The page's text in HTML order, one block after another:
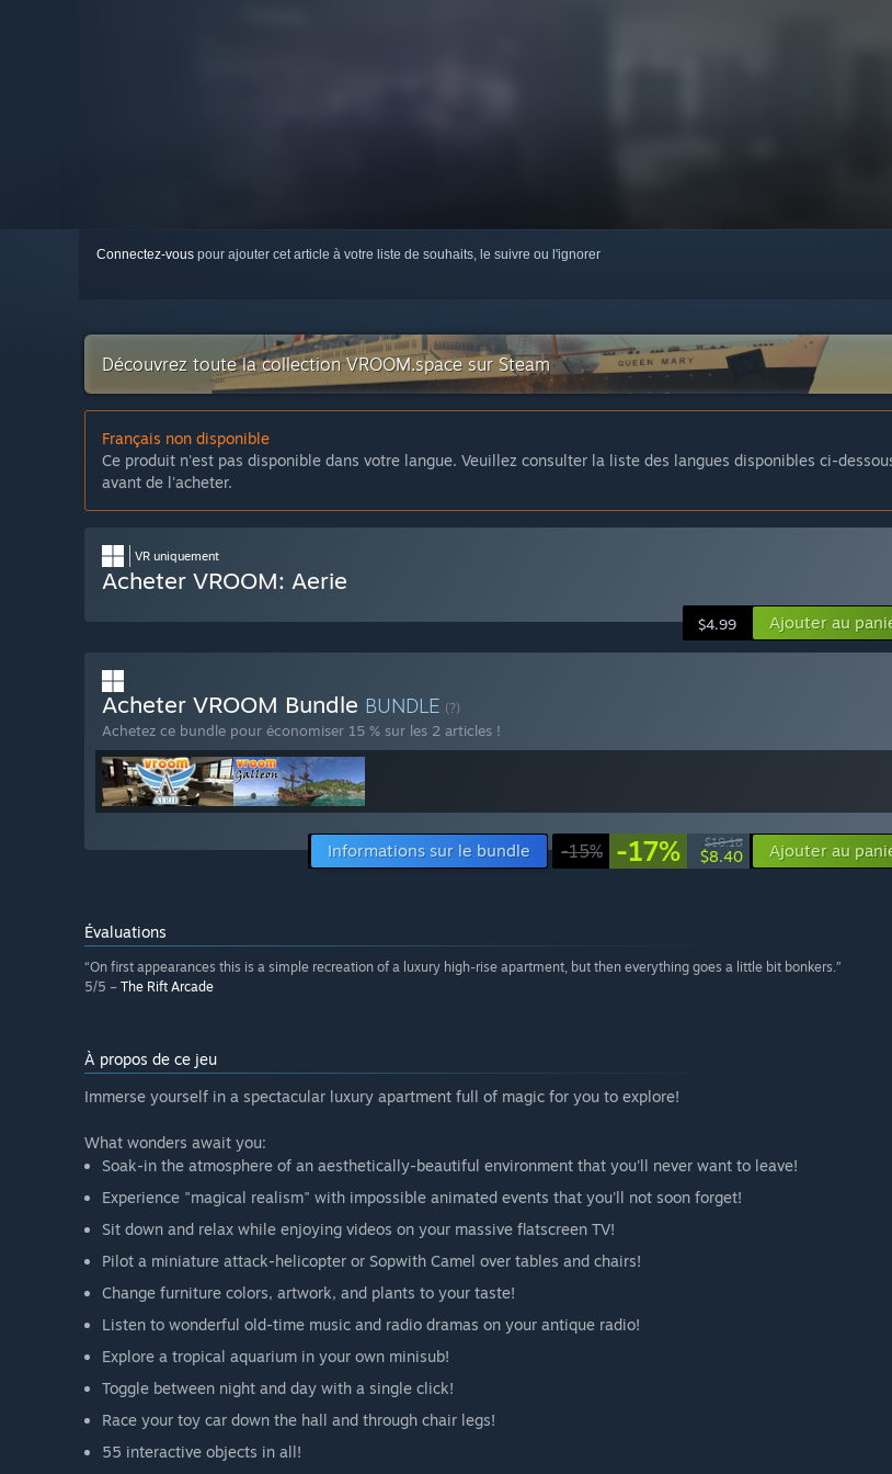
Connectez-vous pour ajouter cet article à votre liste de souhaits, le suivre ou l'ignorer
Découvrez toute la collection VROOM.space sur Steam
Français non disponible
Ce produit n'est pas disponible dans votre langue. Veuillez consulter la liste des langues disponibles ci-
avant de l'acheter.
VR uniquement
Acheter VROOM: Aerie
$4.99 Ajouter au
Acheter VROOM Bundle BUNDLE (?)
Achetez ce bundle pour économiser 15 % sur les 2 articles !
Informations sur le bundle -15% -17% $10.18
$8.40 Ajouter au
Évaluations
“On first appearances this is a simple recreation of a luxury high-rise apartment, but then everything goes a little bit bonkers.”
5/5 – The Rift Arcade
À propos de ce jeu
Immerse yourself in a spectacular luxury apartment full of magic for you to explore!
What wonders await you:
Soak-in the atmosphere of an aesthetically-beautiful environment that you'll never want to leave!
Experience "magical realism" with impossible animated events that you'll not soon forget!
Sit down and relax while enjoying videos on your massive flatscreen TV!
Pilot a miniature attack-helicopter or Sopwith Camel over tables and chairs!
Change furniture colors, artwork, and plants to your taste!
Listen to wonderful old-time music and radio dramas on your antique radio!
Explore a tropical aquarium in your own minisub!
Toggle between night and day with a single click!
Race your toy car down the hall and through chair legs!
55 interactive objects in all!